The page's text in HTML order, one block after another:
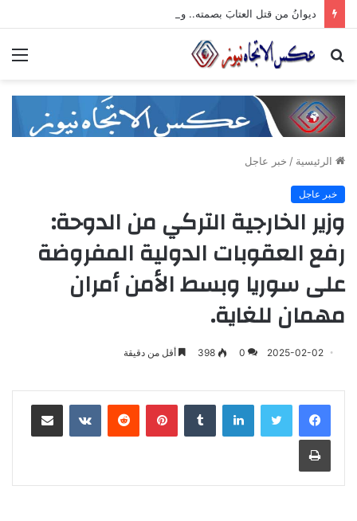
ديوانُ من قتل العتابَ بصمته.. ومضى خلف الأبوابِ يجرُّ ماضيه
بحث
الرئيسية / خبر عاجل
خبر عاجل
وزير الخارجية التركي من الدوحة:
رفع العقوبات الدولية المفروضة
على سوريا وبسط الأمن أمران
مهمان للغاية.
2025-02-02
0
398 أقل من دقيقة
لينكدإن بينتيريست